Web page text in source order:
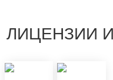
ЛИЦЕНЗИИ